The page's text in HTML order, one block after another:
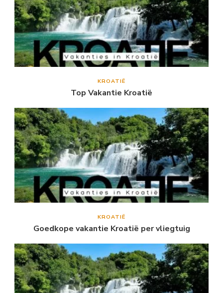
KROATIË
Top Vakantie Kroatië
KROATIË
Goedkope vakantie Kroatië per vliegtuig